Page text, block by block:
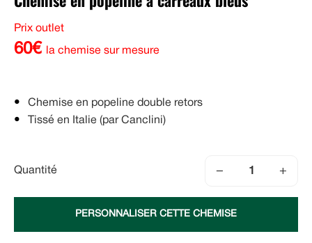
Prix outlet
60€ la chemise sur mesure
Chemise en popeline double retors
Tissé en Italie (par Canclini)
Quantité − +
PERSONNALISER CETTE CHEMISE